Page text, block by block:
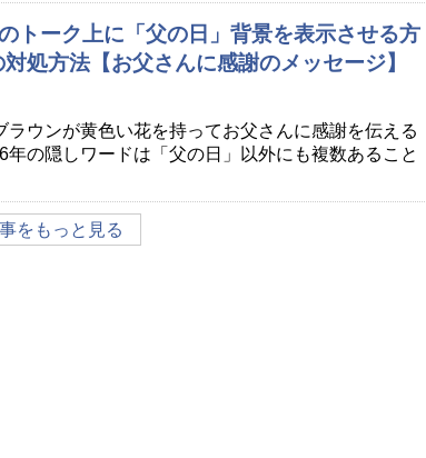
トーク上に「父の日」背景を表示させる方
処方法【お父さんに感謝のメッセージ】
ラウンが黄色い花を持ってお父さんに感謝を伝える
年の隠しワードは「父の日」以外にも複数あること
をもっと見る